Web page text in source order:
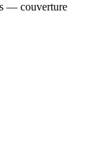
— couverture